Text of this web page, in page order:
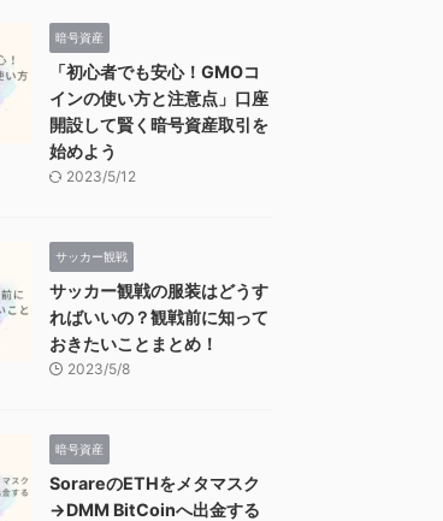
暗号資産
「初心者でも安心！GMOコ
インの使い方と注意点」口座
開設して賢く暗号資産取引を
始めよう
2023/5/12
サッカー観戦
サッカー観戦の服装はどうす
ればいいの？観戦前に知って
おきたいことまとめ！
2023/5/8
暗号資産
SorareのETHをメタマスク
→DMM BitCoinへ出金する